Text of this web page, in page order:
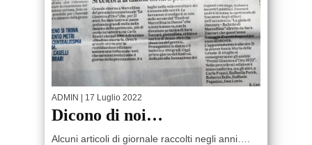
ADMIN | 17 Luglio 2022
Dicono di noi…
Alcuni articoli di giornale raccolti negli anni….